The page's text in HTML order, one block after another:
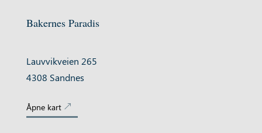
Bakernes Paradis
Lauvvikveien 265
4308 Sandnes
Åpne kart